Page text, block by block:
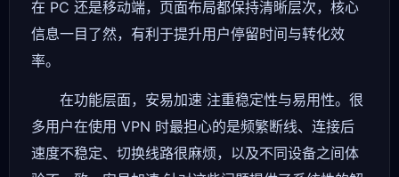
在 PC 还是移动端，页面布局都保持清晰层次，核心
信息一目了然，有利于提升用户停留时间与转化效
率。
在功能层面，安易加速 注重稳定性与易用性。很
多用户在使用 VPN 时最担心的是频繁断线、连接后
速度不稳定、切换线路很麻烦，以及不同设备之间体